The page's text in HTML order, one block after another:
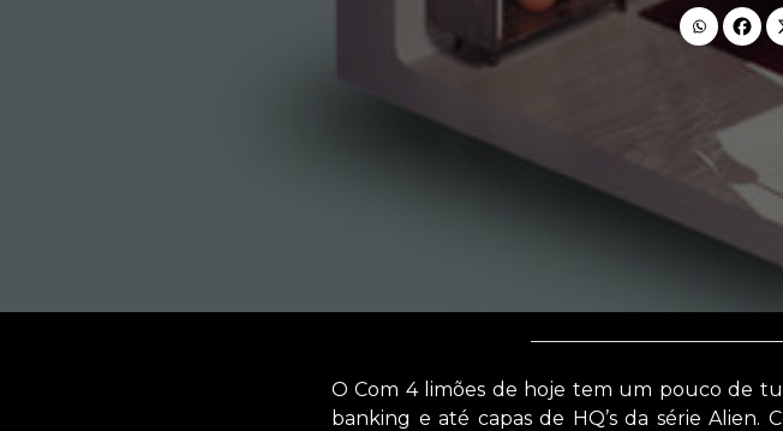
O Com 4 limões de hoje tem um pouco de
banking e até capas de HQ’s da série Alien.